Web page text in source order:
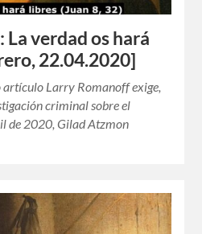
verdad os hará
22.04.2020]
artículo Larry Romanoff exige,
criminal sobre el
de 2020, Gilad Atzmon